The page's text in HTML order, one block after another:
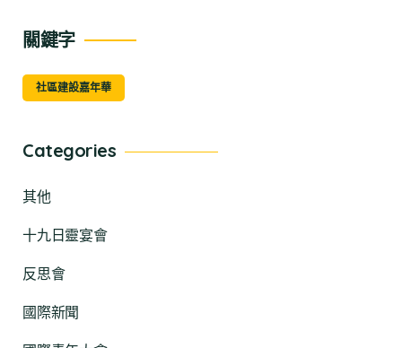
關鍵字
社區建設嘉年華
Categories
其他
十九日靈宴會
反思會
國際新聞